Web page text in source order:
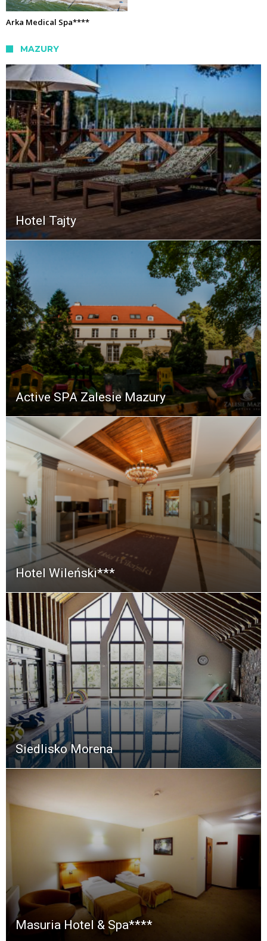
Arka Medical Spa****
MAZURY
Hotel Tajty
Active SPA Zalesie Mazury
Hotel Wileński***
Siedlisko Morena
Masuria Hotel & Spa****